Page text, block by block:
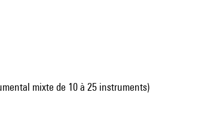
mixte de 10 à 25 instruments)